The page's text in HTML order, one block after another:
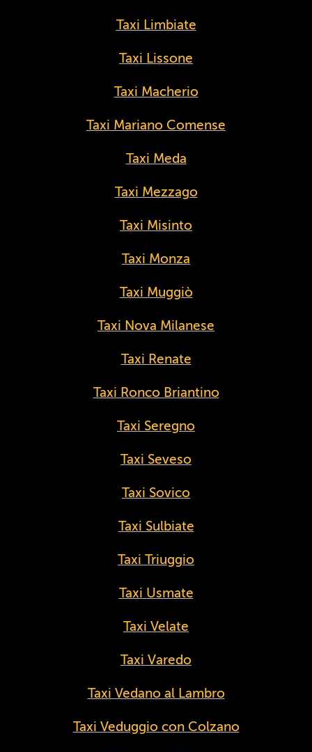
Taxi Limbiate
Taxi Lissone
Taxi Macherio
Taxi Mariano Comense
Taxi Meda
Taxi Mezzago
Taxi Misinto
Taxi Monza
Taxi Muggiò
Taxi Nova Milanese
Taxi Renate
Taxi Ronco Briantino
Taxi Seregno
Taxi Seveso
Taxi Sovico
Taxi Sulbiate
Taxi Triuggio
Taxi Usmate
Taxi Velate
Taxi Varedo
Taxi Vedano al Lambro
Taxi Veduggio con Colzano